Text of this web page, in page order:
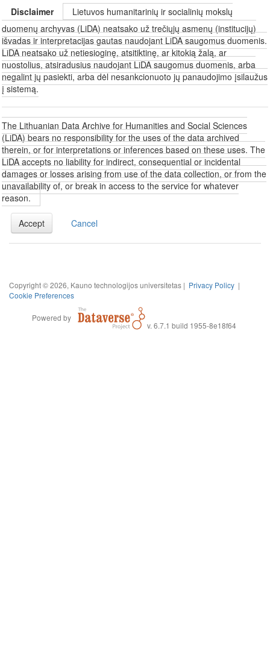
Disclaimer
Lietuvos humanitarinių ir socialinių mokslų
duomenų archyvas (LiDA) neatsako už trečiųjų asmenų (institucijų)
išvadas ir interpretacijas gautas naudojant LiDA saugomus duomenis.
LiDA neatsako už netiesioginę, atsitiktinę, ar kitokią žalą, ar
nuostolius, atsiradusius naudojant LiDA saugomus duomenis, arba
negalint jų pasiekti, arba dėl nesankcionuoto jų panaudojimo įsilaužus
į sistemą.
The Lithuanian Data Archive for Humanities and Social Sciences
(LiDA) bears no responsibility for the uses of the data archived
therein, or for interpretations or inferences based on these uses. The
LiDA accepts no liability for indirect, consequential or incidental
damages or losses arising from use of the data collection, or from the
unavailability of, or break in access to the service for whatever
reason.
Accept Cancel
Copyright © 2026, Kauno technologijos universitetas | Privacy Policy |
Cookie Preferences
Powered by
v. 6.7.1 build 1955-8e18f64